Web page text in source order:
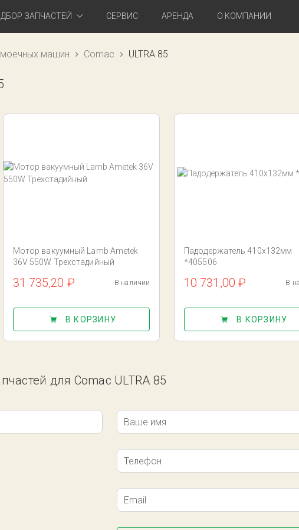
ЗАПЧАСТЕЙ СЕРВИС АРЕНДА О КОМПАНИИ
машин Comac ULTRA 85
Мотор вакуумный Lamb Ametek
36V 550W Трехстадийный
31 735,20 ₽ В наличии
В КОРЗИНУ
Падодержатель 410х132мм
*405506
10 731,00 ₽ В
В КОРЗИНУ
для Comac ULTRA 85
Ваше имя
Телефон
Email